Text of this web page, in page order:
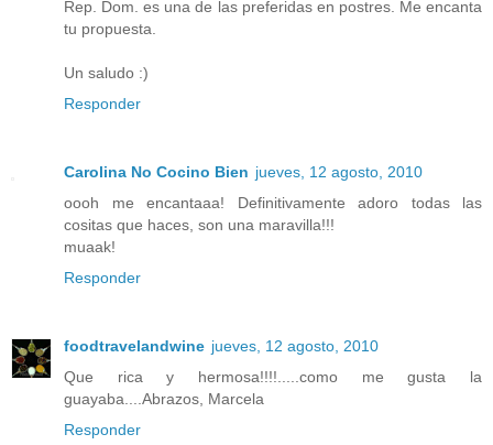
Rep. Dom. es una de las preferidas en postres. Me encanta
tu propuesta.
Un saludo :)
Responder
Carolina No Cocino Bien jueves, 12 agosto, 2010
oooh me encantaaa! Definitivamente adoro todas las
cositas que haces, son una maravilla!!!
muaak!
Responder
foodtravelandwine jueves, 12 agosto, 2010
Que rica y hermosa!!!!.....como me gusta la
guayaba....Abrazos, Marcela
Responder